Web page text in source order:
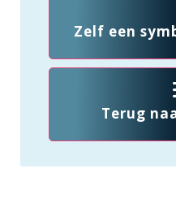
Zelf een
Terug